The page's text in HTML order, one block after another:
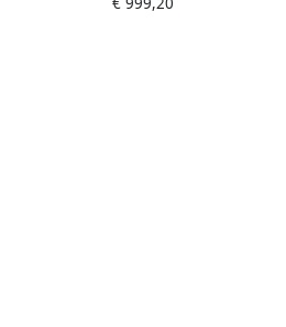
l u in Roestvrij Staal